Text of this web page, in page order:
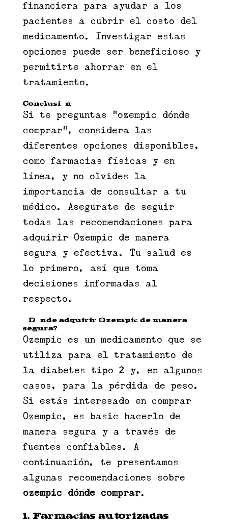
financiera para ayudar a los
pacientes a cubrir el costo del
medicamento. Investigar estas
opciones puede ser beneficioso y
permitirte ahorrar en el
tratamiento.
Conclusión
Si te preguntas "ozempic dónde
comprar", considera las
diferentes opciones disponibles,
como farmacias físicas y en
línea, y no olvides la
importancia de consultar a tu
médico. Asegurate de seguir
todas las recomendaciones para
adquirir Ozempic de manera
segura y efectiva. Tu salud es
lo primero, así que toma
decisiones informadas al
respecto.
¿Dónde adquirir Ozempic de manera
segura?
Ozempic es un medicamento que se
utiliza para el tratamiento de
la diabetes tipo 2 y, en algunos
casos, para la pérdida de peso.
Si estás interesado en comprar
Ozempic, es basic hacerlo de
manera segura y a través de
fuentes confiables. A
continuación, te presentamos
algunas recomendaciones sobre
ozempic dónde comprar.
1. Farmacias autorizadas